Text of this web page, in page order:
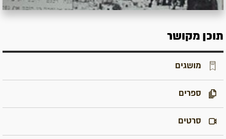
תוכן מקושר
מושגים
ספרים
סרטים